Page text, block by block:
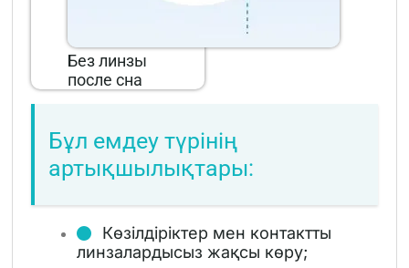
Без линзы
после сна
Бұл емдеу түрінің
артықшылықтары:
Көзілдіріктер мен контактты
линзалардысыз жақсы көру;